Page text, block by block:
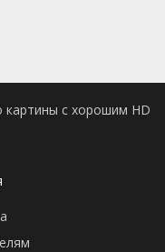
картины с хорошим HD